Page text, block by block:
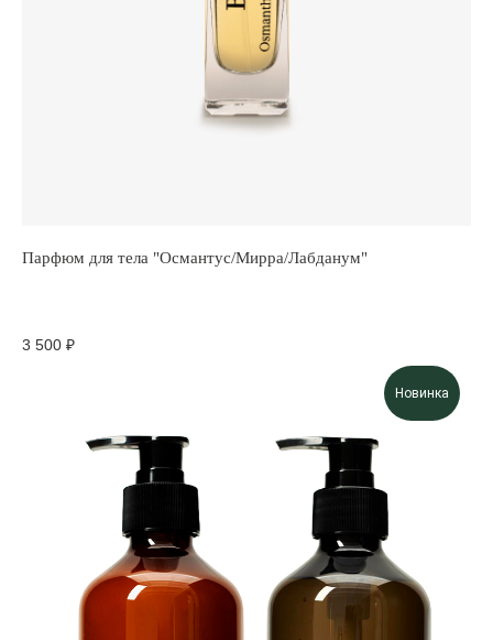
Парфюм для тела "Османтус/Мирра/Лабданум"
3 500 ₽
Новинка